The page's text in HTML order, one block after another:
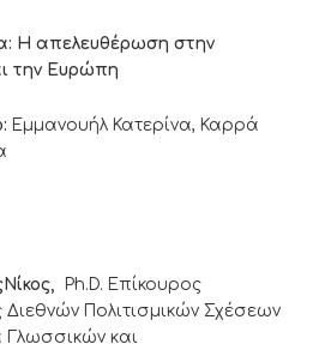
Η απελευθέρωση στην
την Ευρώπη
Εμμανουήλ Κατερίνα, Καρρά
Ph.D. Επίκουρος
Διεθνών Πολιτισμικών Σχέσεων
Γλωσσικών και